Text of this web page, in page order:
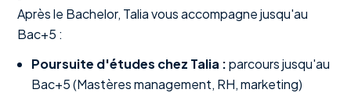
Après le Bachelor, Talia vous accompagne jusqu'au
Bac+5 :
Poursuite d'études chez Talia :parcours jusqu'au
Bac+5 (Mastères management, RH, marketing)